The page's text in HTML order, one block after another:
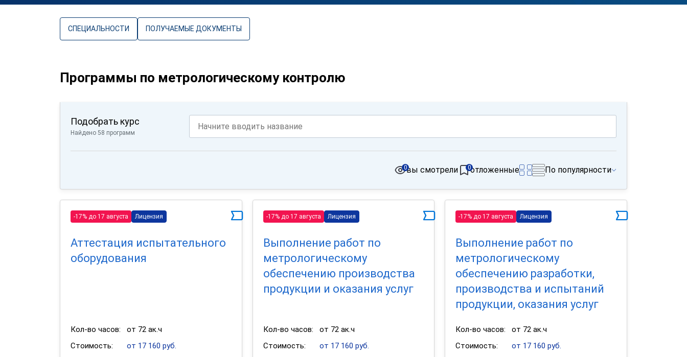
СПЕЦИАЛЬНОСТИ ПОЛУЧАЕМЫЕ ДОКУМЕНТЫ
Программы по метрологическому контролю
Подобрать курс
Найдено 58 программ
вы смотрели
0 отложенные
0 По популярности
-17% до 17 августа Лицензия
Аттестация испытательного
оборудования
Кол-во часов:
от 72 ак.ч
Стоимость:
от 17 160 руб.
-17% до 17 августа Лицензия
Выполнение работ по
метрологическому
обеспечению производства
продукции и оказания услуг
Кол-во часов:
от 72 ак.ч
Стоимость:
от 17 160 руб.
-17% до 17 августа Лицензия
Выполнение работ по
метрологическому
обеспечению разработки,
производства и испытаний
продукции, оказания услуг
Кол-во часов:
от 72 ак.ч
Стоимость:
от 17 160 руб.